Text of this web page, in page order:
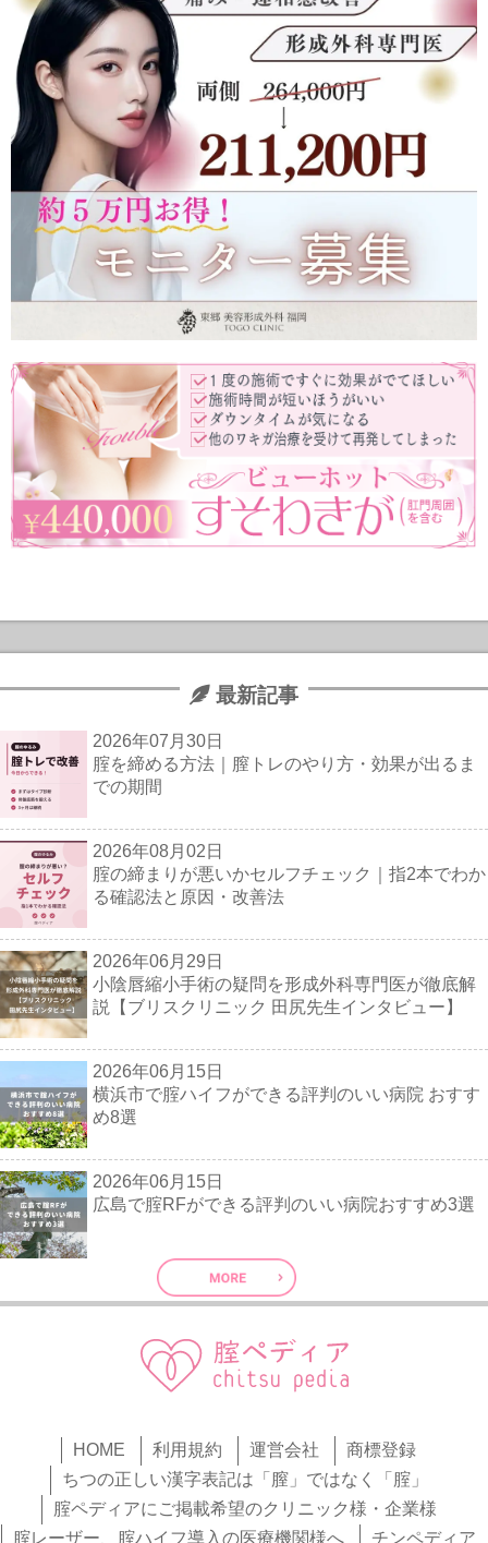
最新記事
2026年07月30日
腟を締める方法｜膣トレのやり方・効果が出るま
での期間
2026年08月02日
腟の締まりが悪いかセルフチェック｜指2本でわか
る確認法と原因・改善法
2026年06月29日
小陰唇縮小手術の疑問を形成外科専門医が徹底解
説【ブリスクリニック 田尻先生インタビュー】
2026年06月15日
横浜市で腟ハイフができる評判のいい病院 おすす
め8選
2026年06月15日
広島で腟RFができる評判のいい病院おすすめ3選
HOME 利用規約 運営会社
商標登録
ちつの正しい漢字表記は「膣」ではなく「腟」
腟ペディアにご掲載希望のクリニック様・企業様
腟レーザー、腟ハイフ導入の医療機関様へ
チンペディア